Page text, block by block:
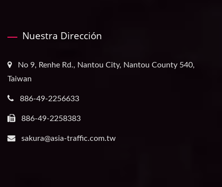
Nuestra Dirección
No 9, Renhe Rd., Nantou City, Nantou County 540,
Taiwan
886-49-2256633
886-49-2258383
sakura@asia-traffic.com.tw